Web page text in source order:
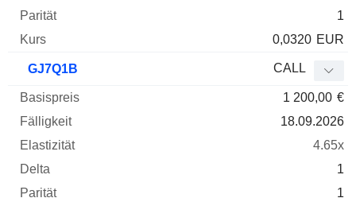
1
0,0320 EUR
GJ7Q1B CALL
1 200,00 €
18.09.2026
4.65x
1
1